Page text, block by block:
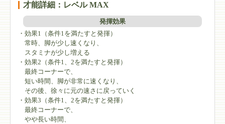
才能詳細：レベル MAX
発揮効果
・効果1（条件1を満たすと発揮）
常時、脚が少し速くなり、
スタミナが少し増える
・効果2（条件1、2を満たすと発揮）
最終コーナーで、
短い時間、脚が非常に速くなり、
その後、徐々に元の速さに戻っていく
・効果3（条件1、2を満たすと発揮）
最終コーナーで、
やや長い時間、